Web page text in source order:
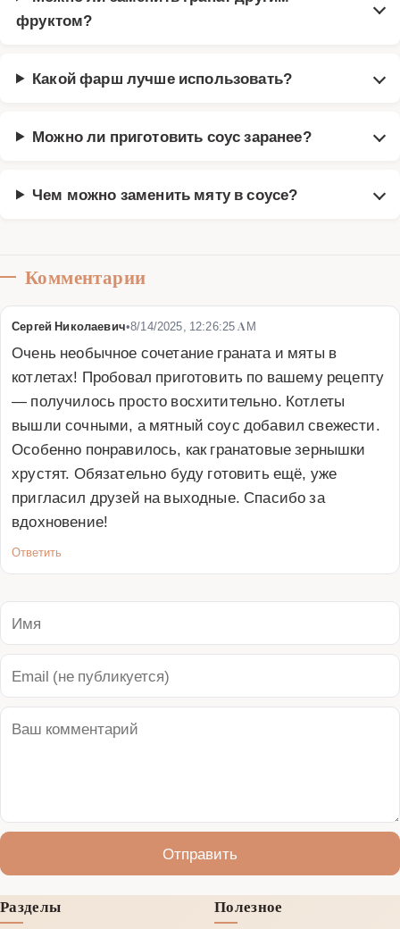
фруктом?
Какой фарш лучше использовать?
Можно ли приготовить соус заранее?
Чем можно заменить мяту в соусе?
Комментарии
Сергей Николаевич•8/14/2025, 12:26:25 AM
Очень необычное сочетание граната и мяты в
котлетах! Пробовал приготовить по вашему рецепту
— получилось просто восхитительно. Котлеты
вышли сочными, а мятный соус добавил свежести.
Особенно понравилось, как гранатовые зернышки
хрустят. Обязательно буду готовить ещё, уже
пригласил друзей на выходные. Спасибо за
вдохновение!
Ответить
Отправить
Разделы Полезное